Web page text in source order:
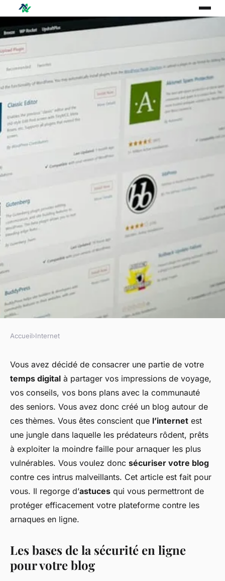
Astuces pour sécuriser un blog
de conseils de voyage pour les
seniors contre les arnaques en
ligne
admin•22 janvier 2024•3 min de lecture
Accueil›Internet
Vous avez décidé de consacrer une partie de votre
temps digital à partager vos impressions de voyage,
vos conseils, vos bons plans avec la communauté
des seniors. Vous avez donc créé un blog autour de
ces thèmes. Vous êtes conscient que l’internet est
une jungle dans laquelle les prédateurs rôdent, prêts
à exploiter la moindre faille pour arnaquer les plus
vulnérables. Vous voulez donc sécuriser votre blog
contre ces intrus malveillants. Cet article est fait pour
vous. Il regorge d’astuces qui vous permettront de
protéger efficacement votre plateforme contre les
arnaques en ligne.
Les bases de la sécurité en ligne
pour votre blog